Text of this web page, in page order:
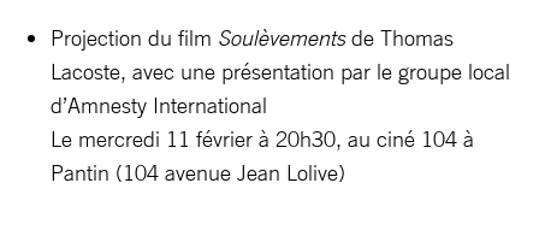
Projection du film Soulèvementsde Thomas
Lacoste, avec une présentation par le groupe local
d’Amnesty International
Le mercredi 11 février à 20h30, au ciné 104 à
Pantin (104 avenue Jean Lolive)